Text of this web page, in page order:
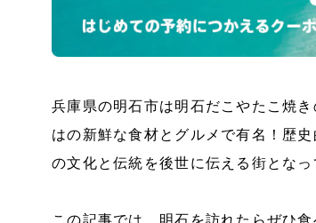
兵庫県の明石市は明石だこやたこ焼
はの新鮮な食材とグルメで有名！
の文化と伝統を後世に伝える街となっ
この記事では、明石を訪れたらぜひ